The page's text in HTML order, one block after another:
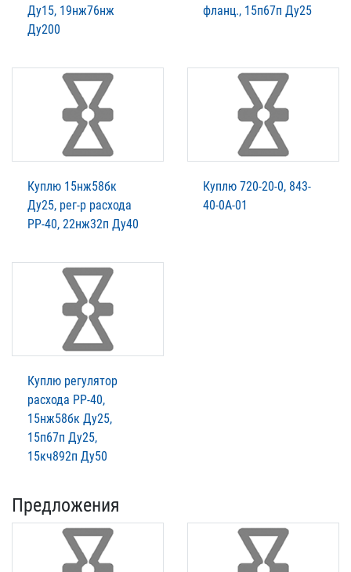
Ду15, 19нж76нж
Ду200
фланц., 15п67п Ду25
Куплю 15нж58бк
Ду25, рег-р расхода
РР-40, 22нж32п Ду40
Куплю 720-20-0, 843-
40-0А-01
Куплю регулятор
расхода РР-40,
15нж58бк Ду25,
15п67п Ду25,
15кч892п Ду50
Предложения